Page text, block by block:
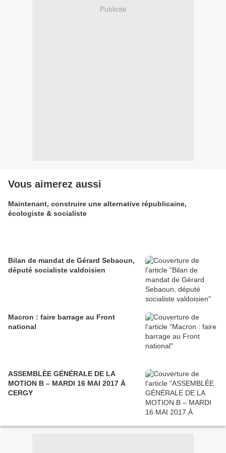
Publicité
Vous aimerez aussi
Maintenant, construire une alternative républicaine,
écologiste & socialiste
Bilan de mandat de Gérard Sebaoun,
député socialiste valdoisien
Macron : faire barrage au Front
national
ASSEMBLÉE GÉNÉRALE DE LA
MOTION B – MARDI 16 MAI 2017 À
CERGY